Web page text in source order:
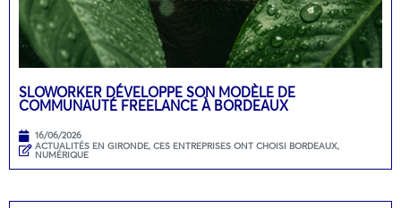
SLOWORKER DÉVELOPPE SON MODÈLE DE
COMMUNAUTÉ FREELANCE À BORDEAUX
16/06/2026
ACTUALITÉS EN GIRONDE, CES ENTREPRISES ONT CHOISI BORDEAUX,
NUMÉRIQUE